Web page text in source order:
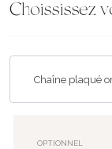
Choississez
OPTIONNEL